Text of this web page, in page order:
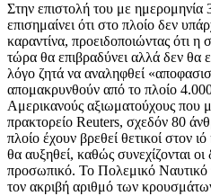
Στην επιστολή του με
επισημαίνει ότι στο πλοίο δεν
καραντίνα, προειδοποιώντας ότι η
τώρα θα επιβραδύνει αλλά δεν θα
λόγο ζητά να αναληφθεί
απομακρυνθούν από το πλοίο
Αμερικανούς αξιωματούχους που
πρακτορείο Reuters, σχεδόν 80
πλοίο έχουν βρεθεί θετικοί στον
θα αυξηθεί, καθώς συνεχίζονται οι
προσωπικό. Το Πολεμικό Ναυτικό
τον ακριβή αριθμό των